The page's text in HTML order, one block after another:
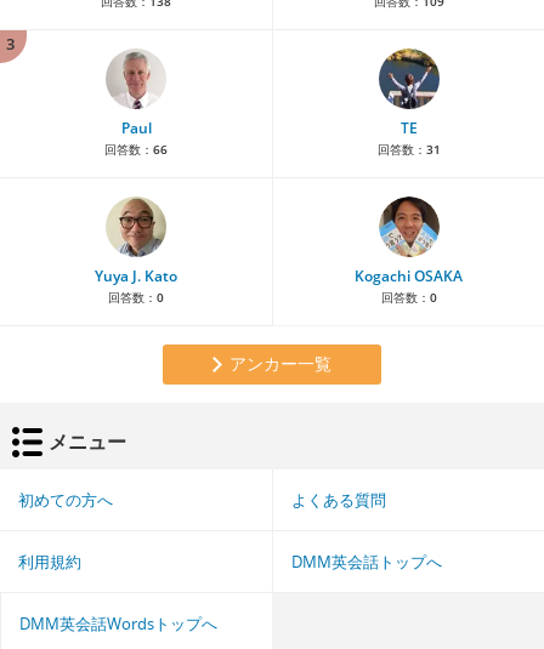
3
Paul
回答数： 66
TE
回答数： 31
Yuya J. Kato
回答数： 0
Kogachi OSAKA
回答数： 0
アンカー一覧
メニュー
初めての方へ よくある質問
利用規約 DMM英会話トップへ
DMM英会話Wordsトップへ